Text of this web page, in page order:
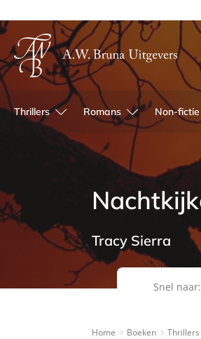
Thrillers Romans Non-fictie
Tracy Sierra
Snel naar:
Home Boeken Thrillers